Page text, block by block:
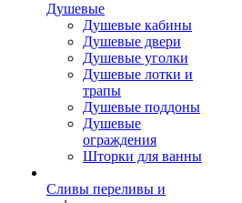
Душевые
Душевые кабины
Душевые двери
Душевые уголки
Душевые лотки и
трапы
Душевые поддоны
Душевые
ограждения
Шторки для ванны
Сливы переливы и